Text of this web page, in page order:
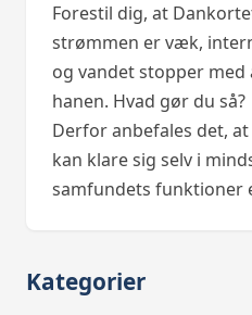
Forestil dig, at
strømmen er væk,
og vandet stopper med
hanen. Hvad gør du så?
Derfor anbefales det,
kan klare sig selv i
samfundets funktioner
Kategorier